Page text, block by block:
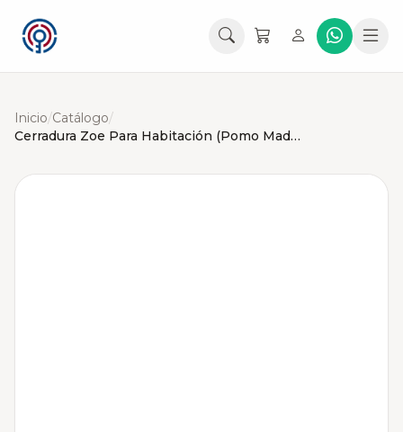
Inicio/Catálogo/
Cerradura Zoe Para Habitación (Pomo Madera)